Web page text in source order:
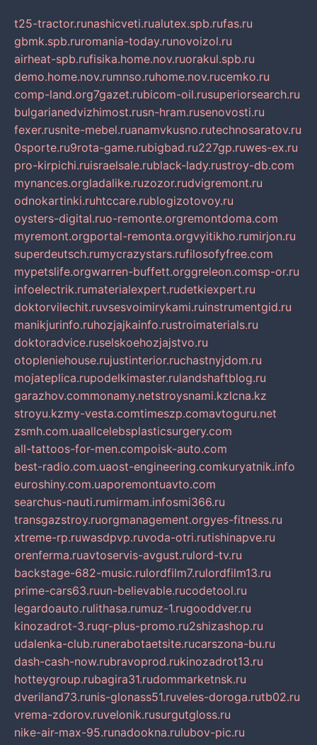
t25-tractor.runashicveti.rualutex.spb.rufas.ru
gbmk.spb.ruromania-today.runovoizol.ru
airheat-spb.rufisika.home.nov.ruorakul.spb.ru
demo.home.nov.rumnso.ruhome.nov.rucemko.ru
comp-land.org7gazet.rubicom-oil.rusuperiorsearch.ru
bulgarianedvizhimost.rusn-hram.rusenovosti.ru
fexer.rusnite-mebel.ruanamvkusno.rutechnosaratov.ru
0sporte.ru9rota-game.rubigbad.ru227gp.ruwes-ex.ru
pro-kirpichi.ruisraelsale.rublack-lady.rustroy-db.com
mynances.orgladalike.ruzozor.rudvigremont.ru
odnokartinki.ruhtccare.rublogizotovoy.ru
oysters-digital.ruo-remonte.orgremontdoma.com
myremont.orgportal-remonta.orgvyitikho.rumirjon.ru
superdeutsch.rumycrazystars.rufilosofyfree.com
mypetslife.orgwarren-buffett.orggreleon.comsp-or.ru
infoelectrik.rumaterialexpert.rudetkiexpert.ru
doktorvilechit.ruvsesvoimirykami.ruinstrumentgid.ru
manikjurinfo.ruhozjajkainfo.rustroimaterials.ru
doktoradvice.ruselskoehozjajstvo.ru
otopleniehouse.rujustinterior.ruchastnyjdom.ru
mojateplica.rupodelkimaster.rulandshaftblog.ru
garazhov.commonamy.netstroysnami.kzlcna.kz
stroyu.kzmy-vesta.comtimeszp.comavtoguru.net
zsmh.com.uaallcelebsplasticsurgery.com
all-tattoos-for-men.compoisk-auto.com
best-radio.com.uaost-engineering.comkuryatnik.info
euroshiny.com.uaporemontuavto.com
searchus-nauti.rumirmam.infosmi366.ru
transgazstroy.ruorgmanagement.orgyes-fitness.ru
xtreme-rp.ruwasdpvp.ruvoda-otri.rutishinapve.ru
orenferma.ruavtoservis-avgust.rulord-tv.ru
backstage-682-music.rulordfilm7.rulordfilm13.ru
prime-cars63.ruun-believable.rucodetool.ru
legardoauto.rulithasa.rumuz-1.rugooddver.ru
kinozadrot-3.ruqr-plus-promo.ru2shizashop.ru
udalenka-club.runerabotaetsite.rucarszona-bu.ru
dash-cash-now.rubravoprod.rukinozadrot13.ru
hotteygroup.rubagira31.rudommarketnsk.ru
dveriland73.runis-glonass51.ruveles-doroga.rutb02.ru
vrema-zdorov.ruvelonik.rusurgutgloss.ru
nike-air-max-95.runadookna.rulubov-pic.ru